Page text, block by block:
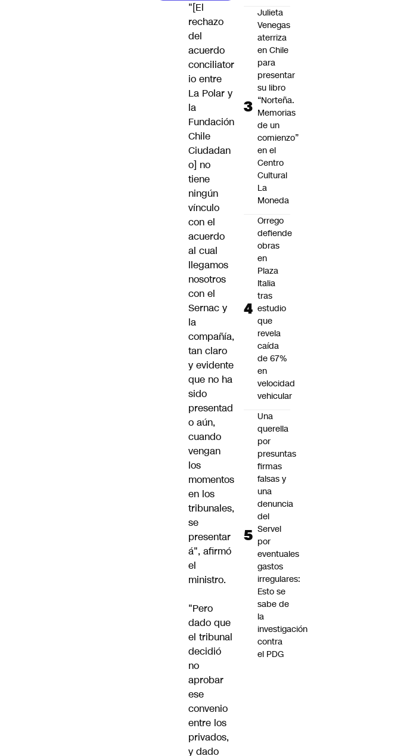
"[El
rechazo
del
acuerdo
conciliator
io entre
La Polar y
la
Fundación
Chile
Ciudadan
o] no
tiene
ningún
vínculo
con el
acuerdo
al cual
llegamos
nosotros
con el
Sernac y
la
compañía,
tan claro
y evidente
que no ha
sido
presentad
o aún,
cuando
vengan
los
momentos
en los
tribunales,
se
presentar
á", afirmó
el
ministro.
"Pero
dado que
el tribunal
decidió
no
aprobar
ese
convenio
entre los
privados,
y dado
Julieta
Venegas
aterriza
en Chile
para
presentar
su libro
“Norteña.
Memorias
de un
comienzo”
en el
Centro
Cultural
La
Moneda
Orrego
defiende
obras
en
Plaza
Italia
tras
estudio
que
revela
caída
de 67%
en
velocidad
vehicular
Una
querella
por
presuntas
firmas
falsas y
una
denuncia
del
Servel
por
eventuales
gastos
irregulares:
Esto se
sabe de
la
investigación
contra
el PDG